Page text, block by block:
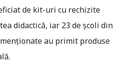
de kit-uri cu rechizite
didactică, iar 23 de școli din
au primit produse